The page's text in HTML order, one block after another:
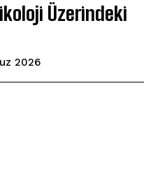
Üzerindeki
2026